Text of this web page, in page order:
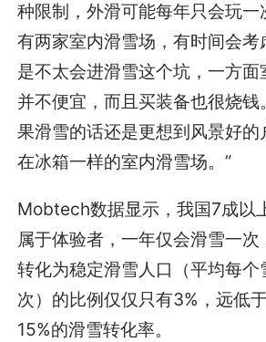
种限制，外滑可能每年只会玩
有两家室内滑雪场，有时间会考
是不太会进滑雪这个坑，一方面
并不便宜，而且买装备也很烧钱
果滑雪的话还是更想到风景好
在冰箱一样的室内滑雪场。”
Mobtech数据显示，我国7成以
属于体验者，一年仅会滑雪一
转化为稳定滑雪人口（平均每
次）的比例仅仅只有3%，远低
15%的滑雪转化率。